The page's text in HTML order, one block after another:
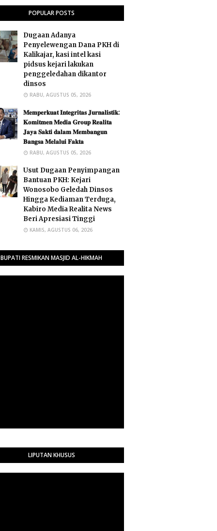
POPULAR POSTS
Dugaan Adanya
Penyelewengan Dana PKH di
Kalikajar, kasi intel kasi
pidsus kejari lakukan
penggeledahan dikantor
dinsos
RABU, AGUSTUS 05, 2026
𝐌𝐞𝐦𝐩𝐞𝐫𝐤𝐮𝐚𝐭 𝐈𝐧𝐭𝐞𝐠𝐫𝐢𝐭𝐚𝐬 𝐉𝐮𝐫𝐧𝐚𝐥𝐢𝐬𝐭𝐢𝐤:
𝐊𝐨𝐦𝐢𝐭𝐦𝐞𝐧 𝐌𝐞𝐝𝐢𝐚 𝐆𝐫𝐨𝐮𝐩 𝐑𝐞𝐚𝐥𝐢𝐭𝐚
𝐉𝐚𝐲𝐚 𝐒𝐚𝐤𝐭𝐢 𝐝𝐚𝐥𝐚𝐦 𝐌𝐞𝐦𝐛𝐚𝐧𝐠𝐮𝐧
𝐁𝐚𝐧𝐠𝐬𝐚 𝐌𝐞𝐥𝐚𝐥𝐮𝐢 𝐅𝐚𝐤𝐭𝐚 ​
RABU, AGUSTUS 05, 2026
Usut Dugaan Penyimpangan
Bantuan PKH: Kejari
Wonosobo Geledah Dinsos
Hingga Kediaman Terduga,
Kabiro Media Realita News
Beri Apresiasi Tinggi
KAMIS, AGUSTUS 06, 2026
BUPATI RESMIKAN MASJID AL-HIKMAH
LIPUTAN KHUSUS